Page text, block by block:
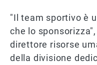
"Il team sportivo è
che lo
direttore risorse
della divisione